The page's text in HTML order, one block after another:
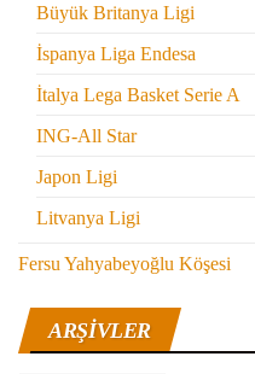
Büyük Britanya Ligi
İspanya Liga Endesa
İtalya Lega Basket Serie A
ING-All Star
Japon Ligi
Litvanya Ligi
Fersu Yahyabeyoğlu Köşesi
ARŞIVLER